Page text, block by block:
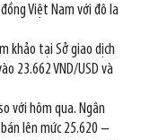
Việt Nam với đô la
khảo tại Sở giao dịch
23.662 VND/USD và
với hôm qua. Ngân
lên mức 25.620 –